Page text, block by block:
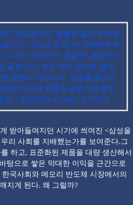
이 성공합니다. 불황의 골이 무서워
니다. 그리고 한 번 더 거대하게 투
수요가 따라오지 못할까, 경쟁자도
끝입니다. 조금 작은 공장은 결국
공존이 아닙니다. 공존을 꿈꾸고
로 파산과 퇴출의 골짜기로 떨어
민, <삼성전자 시그널>, p73/254
받아들여지던 시기에 씌여진 <삼성을
리 사회를 지배했는가를 보여준다.그
하고, 표준화된 제품을 대량 생산해서
탕으로 쌓은 막대한 이익을 근간으로
국사회와 메모리 반도체 시장에서의
지게 된다. 왜 그럴까?